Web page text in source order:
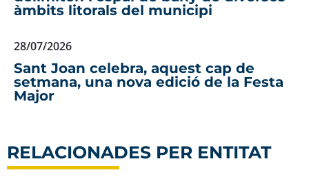
àmbits litorals del municipi
28/07/2026
Sant Joan celebra, aquest cap de
setmana, una nova edició de la Festa
Major
RELACIONADES PER ENTITAT